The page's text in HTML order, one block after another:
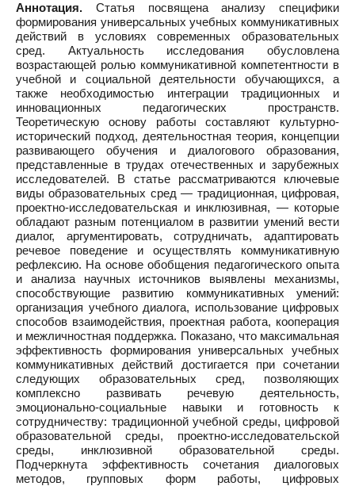
Аннотация. Статья посвящена анализу специфики
формирования универсальных учебных коммуникативных
действий в условиях современных образовательных
сред. Актуальность исследования обусловлена
возрастающей ролью коммуникативной компетентности в
учебной и социальной деятельности обучающихся, а
также необходимостью интеграции традиционных и
инновационных педагогических пространств.
Теоретическую основу работы составляют культурно-
исторический подход, деятельностная теория, концепции
развивающего обучения и диалогового образования,
представленные в трудах отечественных и зарубежных
исследователей. В статье рассматриваются ключевые
виды образовательных сред — традиционная, цифровая,
проектно-исследовательская и инклюзивная, — которые
обладают разным потенциалом в развитии умений вести
диалог, аргументировать, сотрудничать, адаптировать
речевое поведение и осуществлять коммуникативную
рефлексию. На основе обобщения педагогического опыта
и анализа научных источников выявлены механизмы,
способствующие развитию коммуникативных умений:
организация учебного диалога, использование цифровых
способов взаимодействия, проектная работа, кооперация
и межличностная поддержка. Показано, что максимальная
эффективность формирования универсальных учебных
коммуникативных действий достигается при сочетании
следующих образовательных сред, позволяющих
комплексно развивать речевую деятельность,
эмоционально-социальные навыки и готовность к
сотрудничеству: традиционной учебной среды, цифровой
образовательной среды, проектно-исследовательской
среды, инклюзивной образовательной среды.
Подчеркнута эффективность сочетания диалоговых
методов, групповых форм работы, цифровых